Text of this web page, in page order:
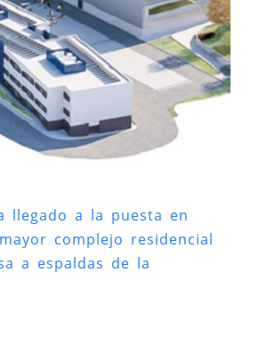
llegado a la puesta en
complejo residencial
a espaldas de la